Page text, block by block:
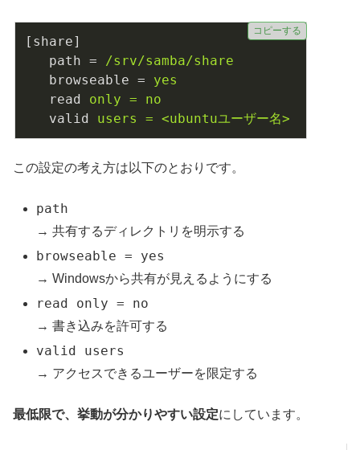
[share]
path = /srv/samba/share
browseable = yes
read
only = no
valid
users = <ubuntuユーザー名>
コピーする
この設定の考え方は以下のとおりです。
path
→ 共有するディレクトリを明示する
browseable = yes
→ Windowsから共有が見えるようにする
read only = no
→ 書き込みを許可する
valid users
→ アクセスできるユーザーを限定する
最低限で、挙動が分かりやすい設定にしています。